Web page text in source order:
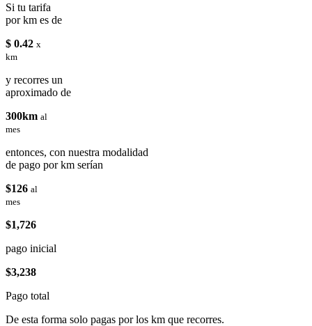
Si tu tarifa
por km es de
$ 0.42 x
km
y recorres un
aproximado de
300km al
mes
entonces, con nuestra modalidad
de pago por km serían
$126 al
mes
$1,726
pago inicial
$3,238
Pago total
De esta forma solo pagas por los km que recorres.